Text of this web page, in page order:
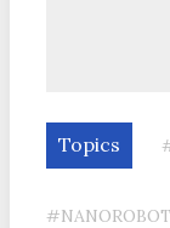
Topics